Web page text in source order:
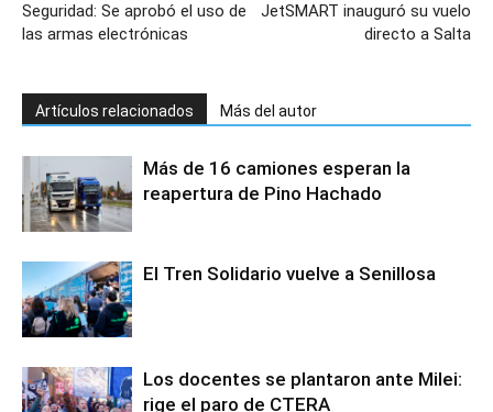
Seguridad: Se aprobó el uso de
las armas electrónicas
JetSMART inauguró su vuelo
directo a Salta
Artículos relacionados Más del autor
Más de 16 camiones esperan la
reapertura de Pino Hachado
El Tren Solidario vuelve a Senillosa
Los docentes se plantaron ante Milei:
rige el paro de CTERA